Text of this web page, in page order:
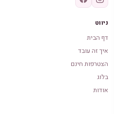
ניווט
דף הבית
איך זה עובד
הצטרפות חינם
בלוג
אודות